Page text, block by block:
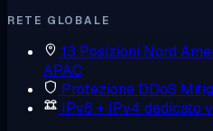
RETE GLOBALE
13 Posizioni Nord
APAC
Protezione DDoS
IPv6 + IPv4 dedicato